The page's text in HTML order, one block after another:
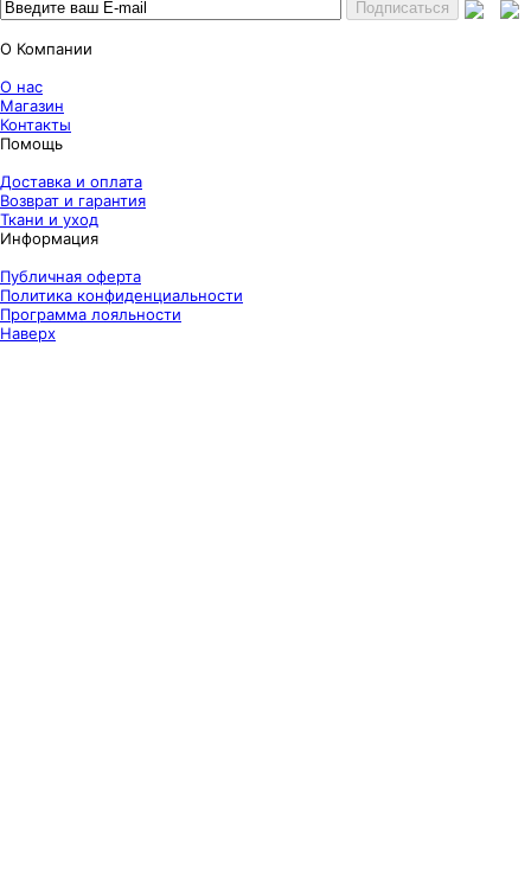
О Компании
О нас
Магазин
Контакты
Помощь
Доставка и оплата
Возврат и гарантия
Ткани и уход
Информация
Публичная оферта
Политика конфиденциальности
Программа лояльности
Наверх